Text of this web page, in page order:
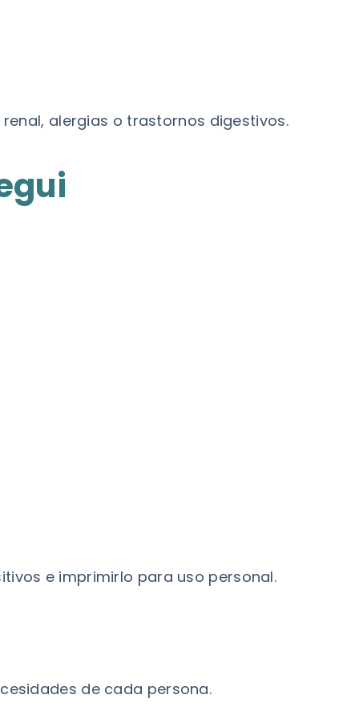
alergias o trastornos digestivos.
e imprimirlo para uso personal.
de cada persona.